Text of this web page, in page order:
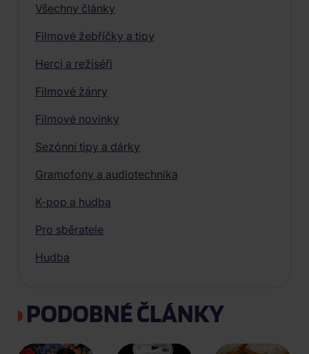
Všechny články
Filmové žebříčky a tipy
Herci a režiséři
Filmové žánry
Filmové novinky
Sezónní tipy a dárky
Gramofony a audiotechnika
K-pop a hudba
Pro sběratele
Hudba
PODOBNÉ ČLÁNKY